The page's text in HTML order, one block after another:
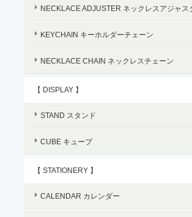
NECKLACE ADJUSTER ネックレスアジャス
KEYCHAIN キーホルダーチェーン
NECKLACE CHAIN ネックレスチェーン
【 DISPLAY 】
STAND スタンド
CUBE キューブ
【 STATIONERY 】
CALENDAR カレンダー